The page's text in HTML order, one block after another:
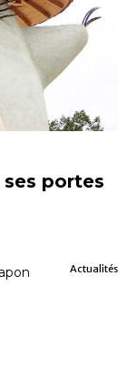
繁體字
Español
portes
Actualités